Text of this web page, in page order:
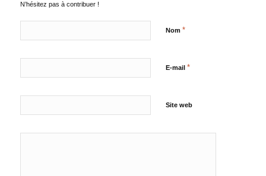
N’hésitez pas à contribuer !
Nom *
E-mail *
Site web